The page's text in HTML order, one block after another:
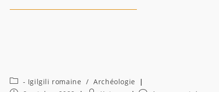
Post
category:
- Igilgili romaine / Archéologie